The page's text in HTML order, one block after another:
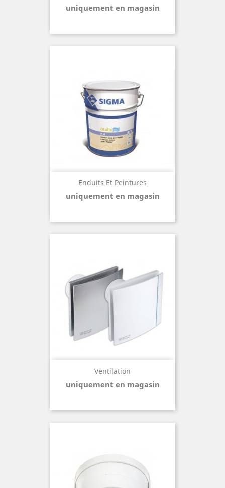
uniquement en magasin
Enduits Et Peintures
uniquement en magasin
Ventilation
uniquement en magasin